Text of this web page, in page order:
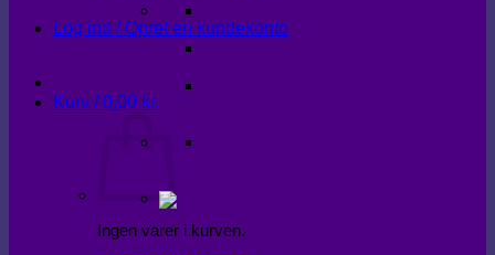
Log ind / Opret en kundekonto
Kurv /0,00 kr.
Ingen varer i kurven.